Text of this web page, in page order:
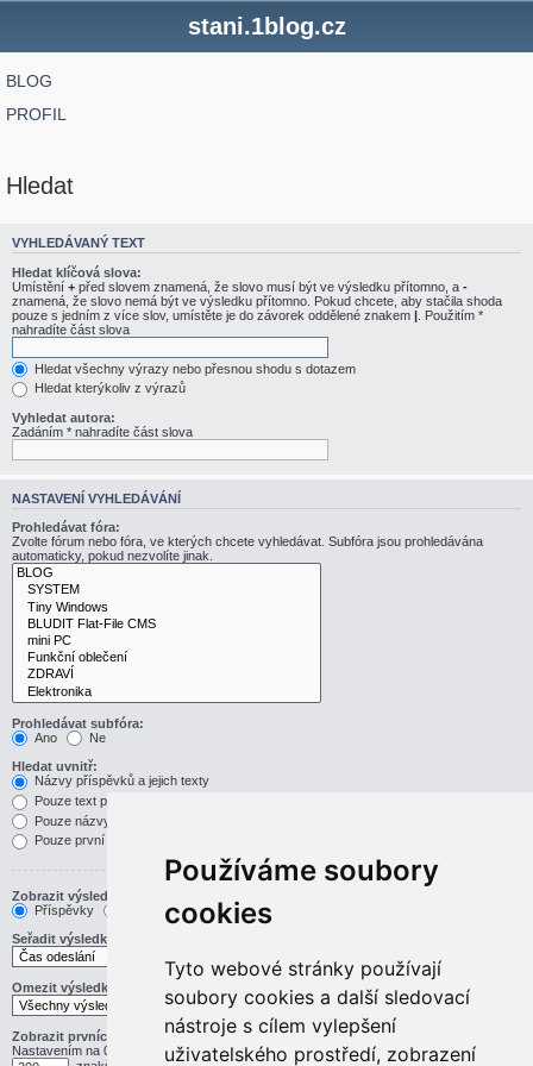
Používáme soubory
cookies
Tyto webové stránky používají
soubory cookies a další sledovací
nástroje s cílem vylepšení
uživatelského prostředí, zobrazení
stani.1blog.cz
BLOG
PROFIL
Hledat
VYHLEDÁVANÝ TEXT
Hledat klíčová slova:
Umístění + před slovem znamená, že slovo musí být ve výsledku přítomno, a -
znamená, že slovo nemá být ve výsledku přítomno. Pokud chcete, aby stačila shoda
pouze s jedním z více slov, umístěte je do závorek oddělené znakem | . Použitím *
nahradíte část slova
Hledat všechny výrazy nebo přesnou shodu s dotazem
Hledat kterýkoliv z výrazů
Vyhledat autora:
Zadáním * nahradíte část slova
NASTAVENÍ VYHLEDÁVÁNÍ
Prohledávat fóra:
Zvolte fórum nebo fóra, ve kterých chcete vyhledávat. Subfóra jsou prohledávána
automaticky, pokud nezvolíte jinak.
Prohledávat subfóra:
Ano
Ne
Hledat uvnitř:
Názvy příspěvků a jejich texty
Pouze text příspěvku
Pouze názvy příspěvků
Pouze první příspěvek v tématu
Zobrazit výsledek jako:
Příspěvky
Témata
Seřadit výsledky podle:
Omezit výsledky na předchozí:
Zobrazit prvních:
Nastavením na 0 zobrazíte celý příspěvek.